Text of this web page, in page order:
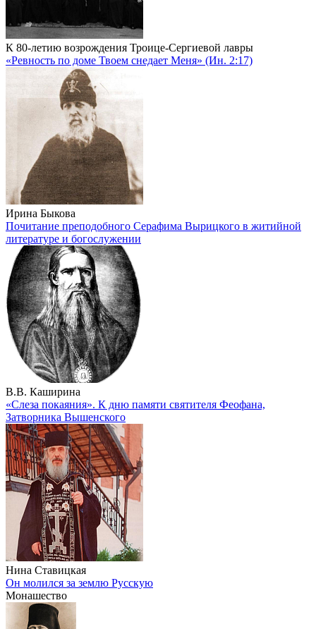
К 80-летию возрождения Троице-Сергиевой лавры
«Ревность по доме Твоем снедает Меня» (Ин. 2:17)
Ирина Быкова
Почитание преподобного Серафима Вырицкого в житийной
литературе и богослужении
В.В. Каширина
«Слеза покаяния». К дню памяти святителя Феофана,
Затворника Вышенского
Нина Ставицкая
Он молился за землю Русскую
Монашество